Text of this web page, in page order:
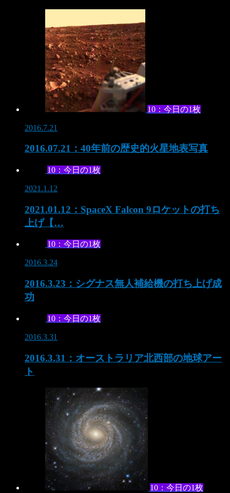
10：今日の1枚
2016.7.21
2016.07.21：40年前の歴史的火星地表写真
10：今日の1枚
2021.1.12
2021.01.12：SpaceX Falcon 9ロケットの打ち
上げ【…
10：今日の1枚
2016.3.24
2016.3.23：シグナス無人補給機の打ち上げ成
功
10：今日の1枚
2016.3.31
2016.3.31：オーストラリア北西部の地球アー
ト
10：今日の1枚